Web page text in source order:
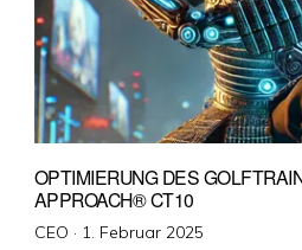
OPTIMIERUNG DES
APPROACH® CT10
CEO · Veröffentlicht
1. Februar 2025